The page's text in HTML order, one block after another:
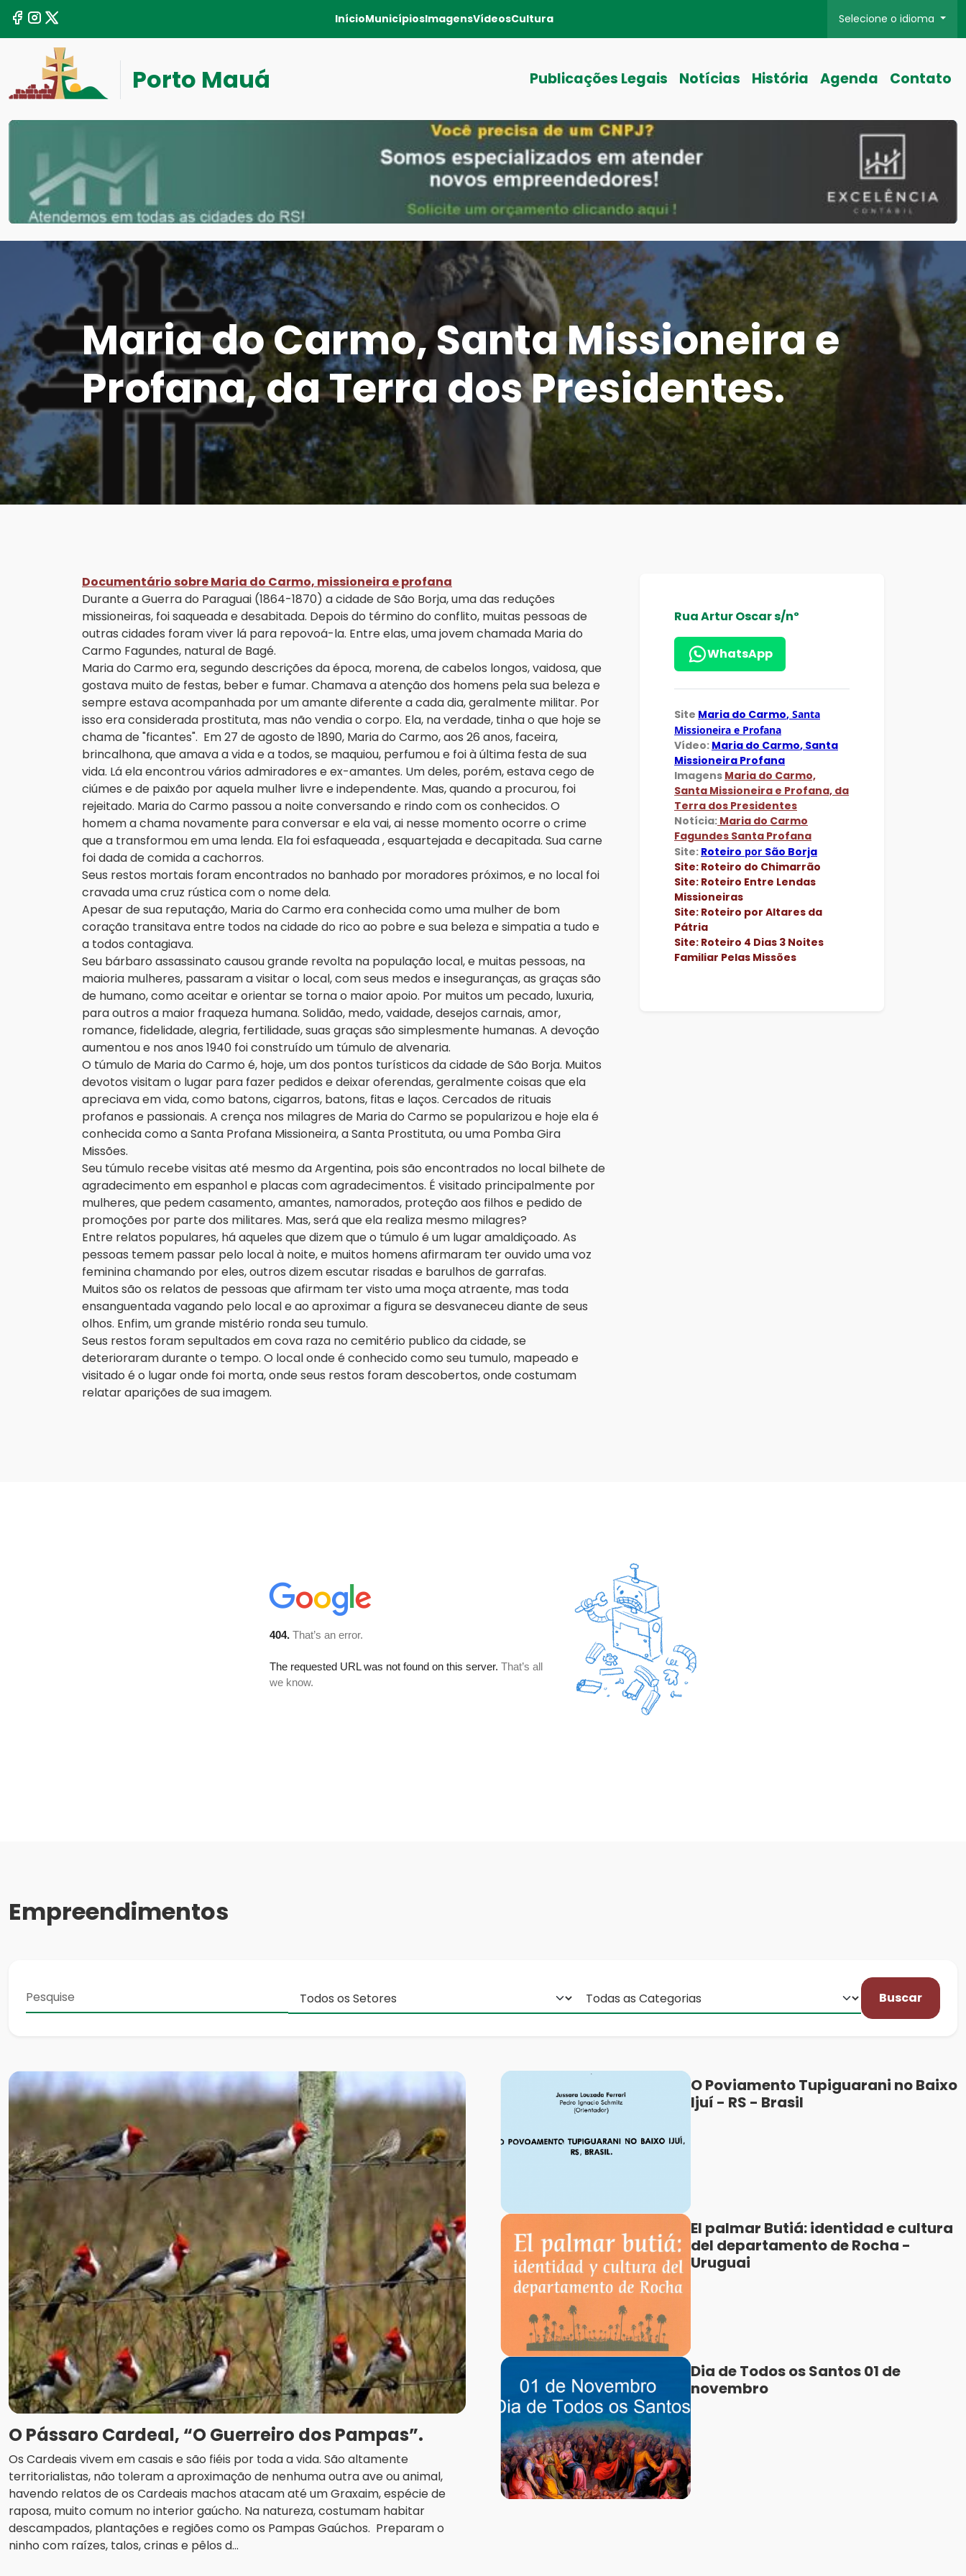
InícioMunicípiosImagensVídeosCultura Selecione o idioma
Porto Mauá Publicações Legais Notícias História Agenda Contato
Maria do Carmo, Santa Missioneira e
Profana, da Terra dos Presidentes.
Documentário sobre Maria do Carmo, missioneira e profana
Durante a Guerra do Paraguai (1864-1870) a cidade de São Borja, uma das reduções
missioneiras, foi saqueada e desabitada. Depois do término do conflito, muitas pessoas de
outras cidades foram viver lá para repovoá-la. Entre elas, uma jovem chamada Maria do
Carmo Fagundes, natural de Bagé.
Maria do Carmo era, segundo descrições da época, morena, de cabelos longos, vaidosa, que
gostava muito de festas, beber e fumar. Chamava a atenção dos homens pela sua beleza e
sempre estava acompanhada por um amante diferente a cada dia, geralmente militar. Por
isso era considerada prostituta, mas não vendia o corpo. Ela, na verdade, tinha o que hoje se
chama de "ficantes". Em 27 de agosto de 1890, Maria do Carmo, aos 26 anos, faceira,
brincalhona, que amava a vida e a todos, se maquiou, perfumou e foi à última festa de sua
vida. Lá ela encontrou vários admiradores e ex-amantes. Um deles, porém, estava cego de
ciúmes e de paixão por aquela mulher livre e independente. Mas, quando a procurou, foi
rejeitado. Maria do Carmo passou a noite conversando e rindo com os conhecidos. O
homem a chama novamente para conversar e ela vai, ai nesse momento ocorre o crime
que a transformou em uma lenda. Ela foi esfaqueada , esquartejada e decapitada. Sua carne
foi dada de comida a cachorros.
Seus restos mortais foram encontrados no banhado por moradores próximos, e no local foi
cravada uma cruz rústica com o nome dela.
Apesar de sua reputação, Maria do Carmo era conhecida como uma mulher de bom
coração transitava entre todos na cidade do rico ao pobre e sua beleza e simpatia a tudo e
a todos contagiava.
Seu bárbaro assassinato causou grande revolta na população local, e muitas pessoas, na
maioria mulheres, passaram a visitar o local, com seus medos e inseguranças, as graças são
de humano, como aceitar e orientar se torna o maior apoio. Por muitos um pecado, luxuria,
para outros a maior fraqueza humana. Solidão, medo, vaidade, desejos carnais, amor,
romance, fidelidade, alegria, fertilidade, suas graças são simplesmente humanas. A devoção
aumentou e nos anos 1940 foi construído um túmulo de alvenaria.
O túmulo de Maria do Carmo é, hoje, um dos pontos turísticos da cidade de São Borja. Muitos
devotos visitam o lugar para fazer pedidos e deixar oferendas, geralmente coisas que ela
apreciava em vida, como batons, cigarros, batons, fitas e laços. Cercados de rituais
profanos e passionais. A crença nos milagres de Maria do Carmo se popularizou e hoje ela é
conhecida como a Santa Profana Missioneira, a Santa Prostituta, ou uma Pomba Gira
Missões.
Seu túmulo recebe visitas até mesmo da Argentina, pois são encontrados no local bilhete de
agradecimento em espanhol e placas com agradecimentos. É visitado principalmente por
mulheres, que pedem casamento, amantes, namorados, proteção aos filhos e pedido de
promoções por parte dos militares. Mas, será que ela realiza mesmo milagres?
Entre relatos populares, há aqueles que dizem que o túmulo é um lugar amaldiçoado. As
pessoas temem passar pelo local à noite, e muitos homens afirmaram ter ouvido uma voz
feminina chamando por eles, outros dizem escutar risadas e barulhos de garrafas.
Muitos são os relatos de pessoas que afirmam ter visto uma moça atraente, mas toda
ensanguentada vagando pelo local e ao aproximar a figura se desvaneceu diante de seus
olhos. Enfim, um grande mistério ronda seu tumulo.
Seus restos foram sepultados em cova raza no cemitério publico da cidade, se
deterioraram durante o tempo. O local onde é conhecido como seu tumulo, mapeado e
visitado é o lugar onde foi morta, onde seus restos foram descobertos, onde costumam
relatar aparições de sua imagem.
Rua Artur Oscar s/nº
WhatsApp
Site Maria do Carmo, Santa
Missioneira e Profana
Vídeo: Maria do Carmo, Santa
Missioneira Profana
Imagens Maria do Carmo,
Santa Missioneira e Profana, da
Terra dos Presidentes
Notícia: Maria do Carmo
Fagundes Santa Profana
Site: Roteiro por São Borja
Site: Roteiro do Chimarrão
Site: Roteiro Entre Lendas
Missioneiras
Site: Roteiro por Altares da
Pátria
Site: Roteiro 4 Dias 3 Noites
Familiar Pelas Missões
Empreendimentos
Buscar
O Pássaro Cardeal, “O Guerreiro dos Pampas”.
Os Cardeais vivem em casais e são fiéis por toda a vida. São altamente
territorialistas, não toleram a aproximação de nenhuma outra ave ou animal,
havendo relatos de os Cardeais machos atacam até um Graxaim, espécie de
raposa, muito comum no interior gaúcho. Na natureza, costumam habitar
descampados, plantações e regiões como os Pampas Gaúchos. Preparam o
ninho com raízes, talos, crinas e pêlos d...
O Poviamento Tupiguarani no Baixo
Ijuí - RS - Brasil
El palmar Butiá: identidad e cultura
del departamento de Rocha -
Uruguai
Dia de Todos os Santos 01 de
novembro